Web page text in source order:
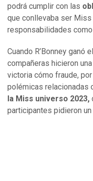
podrá cumplir con las
que conllevaba ser Miss
responsabilidades como
Cuando R’Bonney ganó el
compañeras hicieron
victoria cómo fraude,
polémicas relacionadas
la Miss universo 2023,
participantes pidieron